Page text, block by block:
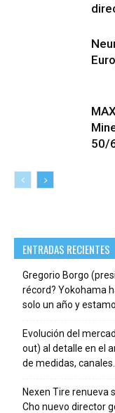
50/
ENTRADAS RECIENTES
Gregorio Borgo
récord? Yokohama
solo un año y
Evolución del
out) al detalle en el
de medidas,
Nexen Tire renueva
Cho nuevo director